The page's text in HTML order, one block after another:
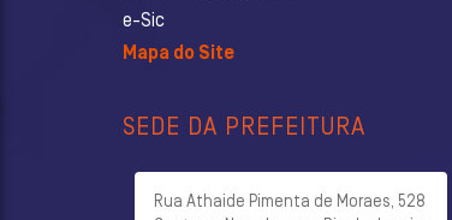
e-Sic
Mapa do Site
SEDE DA PREFEITURA
Rua Athaide Pimenta de Moraes, 528